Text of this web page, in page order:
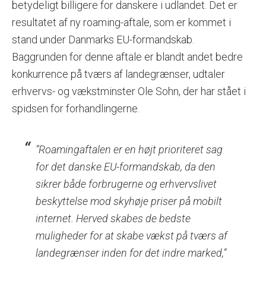
betydeligt billigere for danskere i udlandet. Det er
resultatet af ny roaming-aftale, som er kommet i
stand under Danmarks EU-formandskab.
Baggrunden for denne aftale er blandt andet bedre
konkurrence på tværs af landegrænser, udtaler
erhvervs- og vækstminster Ole Sohn, der har stået i
spidsen for forhandlingerne.
”Roamingaftalen er en højt prioriteret sag
for det danske EU-formandskab, da den
sikrer både forbrugerne og erhvervslivet
beskyttelse mod skyhøje priser på mobilt
internet. Herved skabes de bedste
muligheder for at skabe vækst på tværs af
landegrænser inden for det indre marked,”